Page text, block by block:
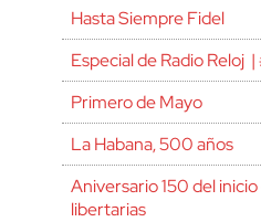
Hasta Siempre Fidel
Especial de Radio Reloj
Primero de Mayo
La Habana, 500 años
Aniversario 150 del inicio
libertarias